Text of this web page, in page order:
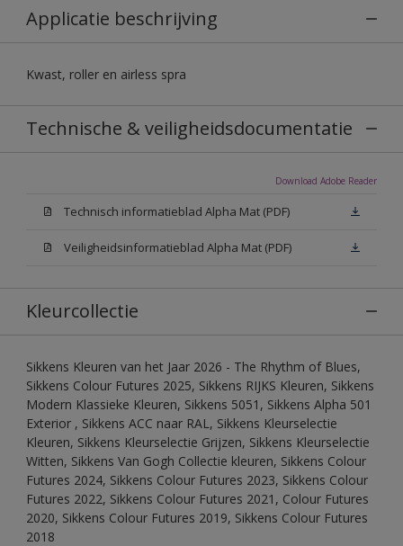
Applicatie beschrijving
Kwast, roller en airless spra
Technische & veiligheidsdocumentatie
Download Adobe Reader
Technisch informatieblad Alpha Mat (PDF)
Veiligheidsinformatieblad Alpha Mat (PDF)
Kleurcollectie
Sikkens Kleuren van het Jaar 2026 - The Rhythm of Blues,
Sikkens Colour Futures 2025, Sikkens RIJKS Kleuren, Sikkens
Modern Klassieke Kleuren, Sikkens 5051, Sikkens Alpha 501
Exterior , Sikkens ACC naar RAL, Sikkens Kleurselectie
Kleuren, Sikkens Kleurselectie Grijzen, Sikkens Kleurselectie
Witten, Sikkens Van Gogh Collectie kleuren, Sikkens Colour
Futures 2024, Sikkens Colour Futures 2023, Sikkens Colour
Futures 2022, Sikkens Colour Futures 2021, Colour Futures
2020, Sikkens Colour Futures 2019, Sikkens Colour Futures
2018